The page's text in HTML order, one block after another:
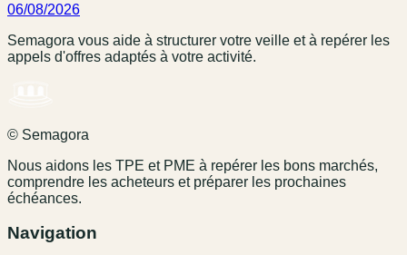
06/08/2026
Semagora vous aide à structurer votre veille et à repérer les
appels d'offres adaptés à votre activité.
© Semagora
Nous aidons les TPE et PME à repérer les bons marchés,
comprendre les acheteurs et préparer les prochaines
échéances.
Navigation